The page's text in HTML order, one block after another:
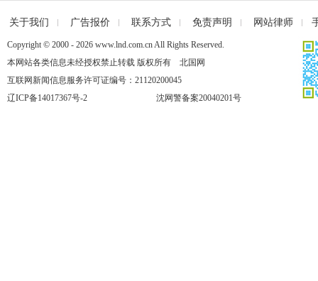
关于我们 广告报价 联系方式 免责声明 网站律师
Copyright © 2000 - 2026 www.lnd.com.cn All Rights Reserved.
本网站各类信息未经授权禁止转载 版权所有 北国网
互联网新闻信息服务许可证编号：21120200045
辽ICP备14017367号-2
沈网警备案20040201号